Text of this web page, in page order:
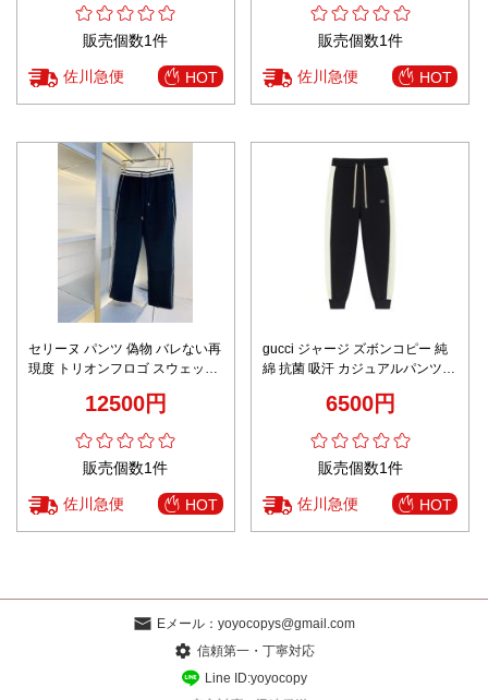
販売個数1件
佐川急便 HOT
販売個数1件
佐川急便 HOT
セリーヌ パンツ 偽物 バレない再
現度 トリオンフロゴ スウェット
ピー 高品質仕様12500円
販売個数1件
佐川急便 HOT
gucci ジャージ ズボンコピー 純
綿 抗菌 吸汗 カジュアルパンツ
6500円
販売個数1件
佐川急便 HOT
Eメール： yoyocopys@gmail.com
信頼第一・丁寧対応
Line ID:yoyocopy